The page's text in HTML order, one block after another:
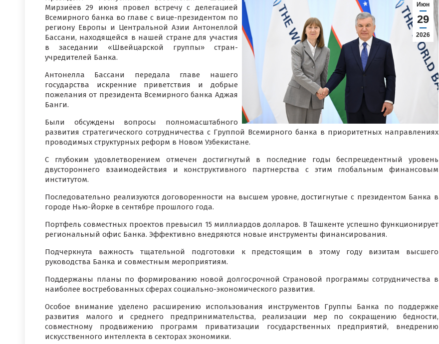
Июн
29
2026
Мирзиёев 29 июня провел встречу с делегацией
Всемирного банка во главе с вице-президентом по
региону Европы и Центральной Азии Антонеллой
Бассани, находящейся в нашей стране для участия
в заседании «Швейцарской группы» стран-
учредителей Банка.
Антонелла Бассани передала главе нашего
государства искренние приветствия и добрые
пожелания от президента Всемирного банка Аджая
Банги.
Были обсуждены вопросы полномасштабного
развития стратегического сотрудничества с Группой Всемирного банка в приоритетных направлениях
проводимых структурных реформ в Новом Узбекистане.
С глубоким удовлетворением отмечен достигнутый в последние годы беспрецедентный уровень
двустороннего взаимодействия и конструктивного партнерства с этим глобальным финансовым
институтом.
Последовательно реализуются договоренности на высшем уровне, достигнутые с президентом Банка в
городе Нью-Йорке в сентябре прошлого года.
Портфель совместных проектов превысил 15 миллиардов долларов. В Ташкенте успешно функционирует
региональный офис Банка. Эффективно внедряются новые инструменты финансирования.
Подчеркнута важность тщательной подготовки к предстоящим в этому году визитам высшего
руководства Банка и совместным мероприятиям.
Поддержаны планы по формированию новой долгосрочной Страновой программы сотрудничества в
наиболее востребованных сферах социально-экономического развития.
Особое внимание уделено расширению использования инструментов Группы Банка по поддержке
развития малого и среднего предпринимательства, реализации мер по сокращению бедности,
совместному продвижению программ приватизации государственных предприятий, внедрению
искусственного интеллекта в секторах экономики.